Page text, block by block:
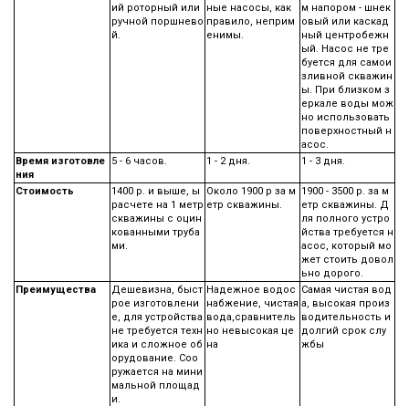
ий роторный или
ручной поршнево
й.
ные насосы, как
правило, неприм
енимы.
м напором - шнек
овый или каскад
ный центробежн
ый. Насос не тре
буется для самои
зливной скважин
ы. При близком з
еркале воды мож
но использовать
поверхностный н
асос.
Время изготовле
ния
5 - 6 часов. 1 - 2 дня. 1 - 3 дня.
Стоимость
1400 р. и выше, ы
расчете на 1 метр
скважины с оцин
кованными труба
ми.
Около 1900 р за м
етр скважины.
1900 - 3500 р. за м
етр скважины. Д
ля полного устро
йства требуется н
асос, который мо
жет стоить довол
ьно дорого.
Преимущества
Дешевизна, быст
рое изготовлени
е, для устройства
не требуется техн
ика и сложное об
орудование. Соо
ружается на мини
мальной площад
и.
Надежное водос
набжение, чистая
вода,сравнитель
но невысокая це
на
Самая чистая вод
а, высокая произ
водительность и
долгий срок слу
жбы